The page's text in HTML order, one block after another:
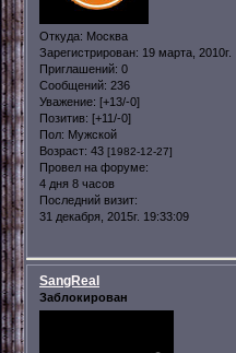
Откуда: Москва
Зарегистрирован: 19 марта, 2010г.
Приглашений: 0
Сообщений: 236
Уважение: [+13/-0]
Позитив: [+11/-0]
Пол: Мужской
Возраст: 43 [1982-12-27]
Провел на форуме:
4 дня 8 часов
Последний визит:
31 декабря, 2015г. 19:33:09
SangReal
Заблокирован